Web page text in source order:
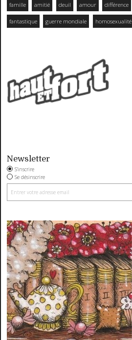
famille amitié deuil amour différence
fantastique guerre mondiale homosexualité
Newsletter
S'inscrire
Se désinscrire